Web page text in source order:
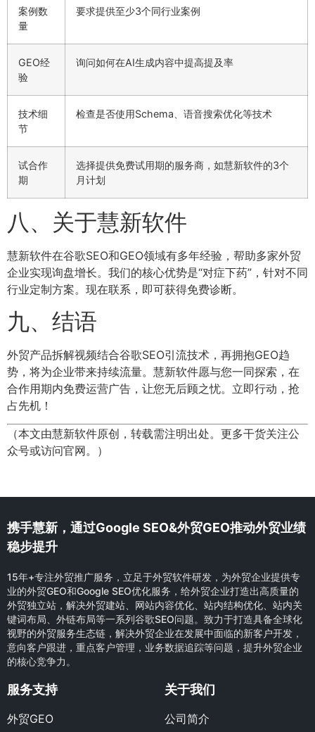
案例数
量
要求提供至少3个同行业案例
GEO经
验
询问如何在AI生成内容中提高提及率
技术细
节
检查是否使用Schema、语音搜索优化等技术
试合作
期
选择提供免费试用期的服务商，如慧新软件的3个
月计划
八、关于慧新软件
慧新软件在谷歌SEO和GEO领域有多年经验，帮助多家外贸
企业实现询盘增长。我们的核心优势是“对症下药”，针对不同
行业定制方案。现在联系，即可获得免费诊断。
九、结语
外贸产品拆解视频结合谷歌SEO引流技术，再拥抱GEO趋
势，将为企业带来持续流量。慧新软件愿与您一同探索，在
合作用期内免费运营广告，让您无后顾之忧。立即行动，抢
占先机！
（本文由慧新软件原创，转载需注明出处。更多干货关注公
众号或访问官网。）
携手慧新，通过Google SEO&外贸GEO推动外贸业绩
稳步提升
15年+专注外贸推广服务，立足于外贸软件研发，为外贸企业提供专
业的外贸GEO和Google SEO优化服务，给外贸企业打造出高质量的
外贸独立站，解决外贸建站、网站内容优化、站内结构优化、站内关
键词布局、外链布局等一系列谷歌SEO问题。致力于打造具备全球化
视野的外贸服务生态链，解决外贸企业在发展中面临的新客户开发，
意向客户跟进，重点客户管理，业务数据追踪等问题，提升外贸企业
的核心竞争力。
服务支持
外贸GEO
关于我们
公司简介